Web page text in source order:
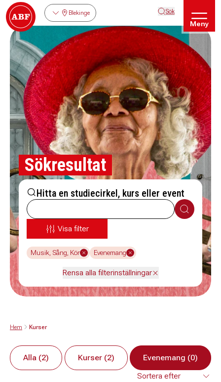
Blekinge Sök
Meny
Sökresultat
Hitta en studiecirkel, kurs eller event
Sök
Visa filter
Musik, Sång, Kör Evenemang
Rensa alla filterinställningar
Hem Kurser
Alla (2) Kurser (2) Evenemang (0)